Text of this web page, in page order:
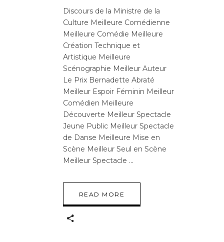
Discours de la Ministre de la
Culture Meilleure Comédienne
Meilleure Comédie Meilleure
Création Technique et
Artistique Meilleure
Scénographie Meilleur Auteur
Le Prix Bernadette Abraté
Meilleur Espoir Féminin Meilleur
Comédien Meilleure
Découverte Meilleur Spectacle
Jeune Public Meilleur Spectacle
de Danse Meilleure Mise en
Scène Meilleur Seul en Scène
Meilleur Spectacle
READ MORE